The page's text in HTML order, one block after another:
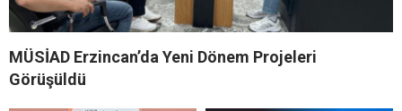
MÜSİAD Erzincan’da Yeni Dönem Projeleri
Görüşüldü